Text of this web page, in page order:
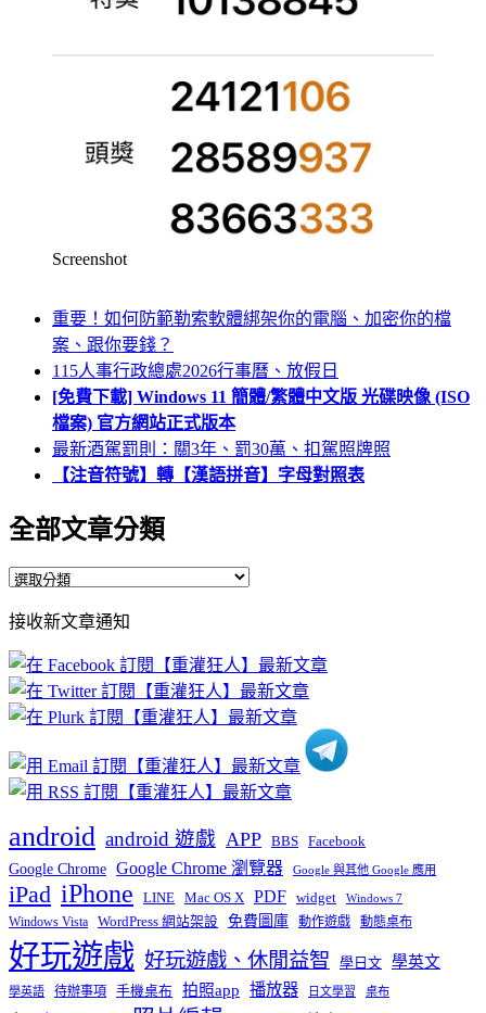
Screenshot
重要！如何防範勒索軟體綁架你的電腦、加密你的檔
案、跟你要錢？
115人事行政總處2026行事曆、放假日
[免費下載] Windows 11 簡體/繁體中文版 光碟映像 (ISO
檔案) 官方網站正式版本
最新酒駕罰則：關3年、罰30萬、扣駕照牌照
【注音符號】轉【漢語拼音】字母對照表
全部文章分類
全
文
章
分
類
接收新文章通知
android android 遊戲 APP BBS Facebook
Google Chrome Google Chrome 瀏覽器 Google 與其他 Google 應用
iPad iPhone LINE Mac OS X PDF widget Windows 7
Windows Vista WordPress 網站架設 免費圖庫 動作遊戲 動態桌布
好玩遊戲 好玩遊戲、休閒益智 學日文 學英文
學英語 待辦事項 手機桌布 拍照app 播放器 日文學習 桌布